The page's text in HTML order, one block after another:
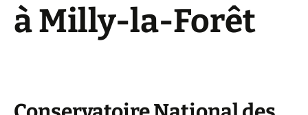
à Milly-la-Forêt